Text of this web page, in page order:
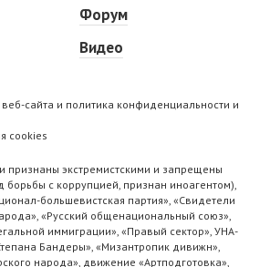
Форум
Видео
сайта и политика конфиденциальности и
cookies
признаны экстремистскими и запрещены
с коррупцией, признан иноагентом),
большевистская партия», «Свидетели
«Русский общенациональный союз»,
иммиграции», «Правый сектор», УНА-
Бандеры», «Мизантропик дивижн»,
народа», движение «Артподготовка»,